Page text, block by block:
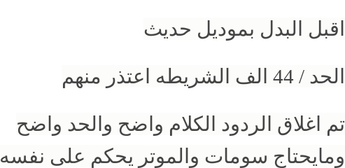
اقبل البدل بموديل حديث
الحد / 44 الف الشريطه اعتذر منهم
تم اغلاق الردود الكلام واضح والحد واضح
ومايحتاج سومات والموتر يحكم على نفسه